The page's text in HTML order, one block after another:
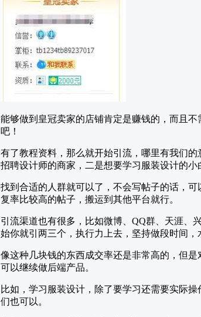
能够做到皇冠卖家的店铺肯定是赚钱的，而且
吧！
有了教程资料，那么就开始引流，哪里有我们
招聘设计师的商家，二是想要学习服装设计的小
找到合适的人群就可以了，不会写帖子的话，
复率比较高的帖子，搬运到其他平台就行。
引流渠道也有很多，比如微博、QQ群、天涯、
始你就引两三个，执行力上去，坚持做段时间，
像这种几块钱的东西成交率还是非常高的，但
可以继续做后端产品。
比如，学习服装设计，除了要学习还需要实际
们也可以。